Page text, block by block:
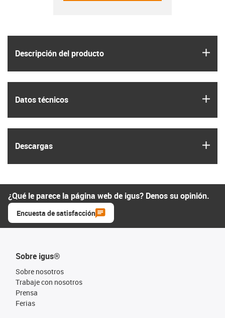
Descripción del producto
Datos técnicos
Descargas
¿Qué le parece la página web de igus? Denos su opinión.
Encuesta de satisfacción
Sobre igus®
Sobre nosotros
Trabaje con nosotros
Prensa
Ferias